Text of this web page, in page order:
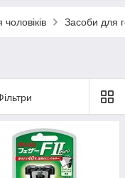
Засоби для